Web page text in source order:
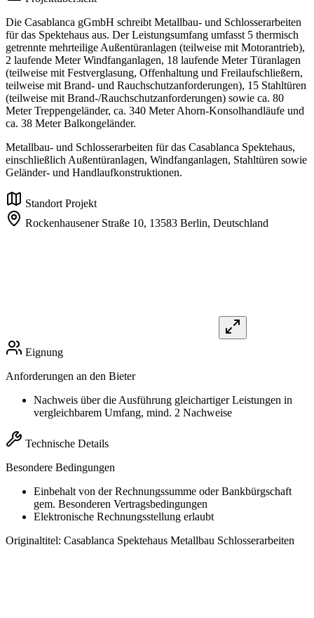
Die Casablanca gGmbH schreibt Metallbau- und Schlosserarbeiten
für das Spektehaus aus. Der Leistungsumfang umfasst 5 thermisch
getrennte mehrteilige Außentüranlagen (teilweise mit Motorantrieb),
2 laufende Meter Windfanganlagen, 18 laufende Meter Türanlagen
(teilweise mit Festverglasung, Offenhaltung und Freilaufschließern,
teilweise mit Brand- und Rauchschutzanforderungen), 15 Stahltüren
(teilweise mit Brand-/Rauchschutzanforderungen) sowie ca. 80
Meter Treppengeländer, ca. 340 Meter Ahorn-Konsolhandläufe und
ca. 38 Meter Balkongeländer.
Metallbau- und Schlosserarbeiten für das Casablanca Spektehaus,
einschließlich Außentüranlagen, Windfanganlagen, Stahltüren sowie
Geländer- und Handlaufkonstruktionen.
Standort Projekt
Rockenhausener Straße 10, 13583 Berlin, Deutschland
Eignung
Anforderungen an den Bieter
Nachweis über die Ausführung gleichartiger Leistungen in
vergleichbarem Umfang, mind. 2 Nachweise
Technische Details
Besondere Bedingungen
Einbehalt von der Rechnungssumme oder Bankbürgschaft
gem. Besonderen Vertragsbedingungen
Elektronische Rechnungsstellung erlaubt
Originaltitel: Casablanca Spektehaus Metallbau Schlosserarbeiten